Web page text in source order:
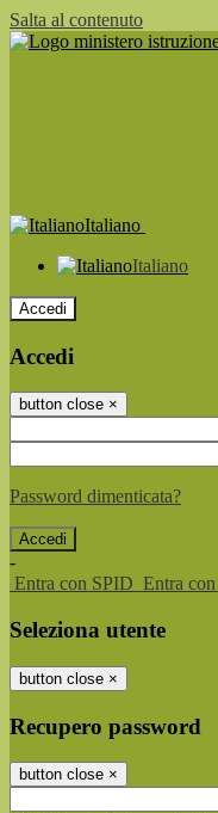
Salta al contenuto
Italiano
Italiano
Accedi
Accedi
button close ×
Password dimenticata?
-
Entra con SPID Entra
Seleziona utente
button close ×
Recupero password
button close ×